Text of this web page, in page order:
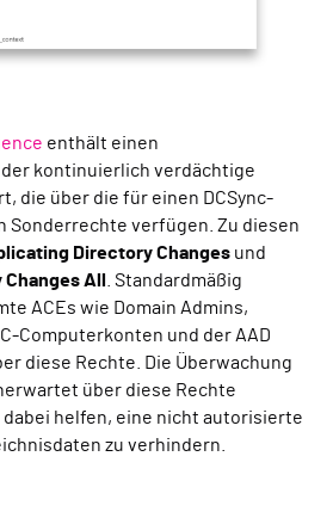
enthält einen
kontinuierlich verdächtige
die über die für einen DCSync-
Sonderrechte verfügen. Zu diesen
Directory Changes und
All . Standardmäßig
ACEs wie Domain Admins,
Computerkonten und der AAD
diese Rechte. Die Überwachung
über diese Rechte
helfen, eine nicht autorisierte
zu verhindern.